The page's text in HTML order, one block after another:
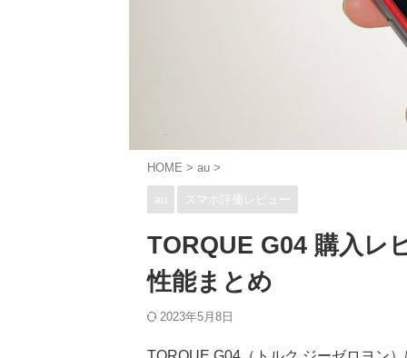
HOME > au >
au スマホ評価レビュー
TORQUE G04 購入レ
性能まとめ
2023年5月8日